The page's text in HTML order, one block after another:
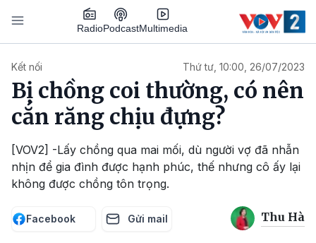
Nhảy đến nội dung
RadioPodcastMultimedia
Kết nối Thứ tư, 10:00, 26/07/2023
Bị chồng coi thường, có nên
cắn răng chịu đựng?
[VOV2] -Lấy chồng qua mai mối, dù người vợ đã nhẫn
nhịn để gia đình được hạnh phúc, thế nhưng cô ấy lại
không được chồng tôn trọng.
Facebook Gửi mail Thu Hà